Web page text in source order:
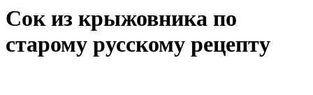
Сок из крыжовника по
старому русскому рецепту